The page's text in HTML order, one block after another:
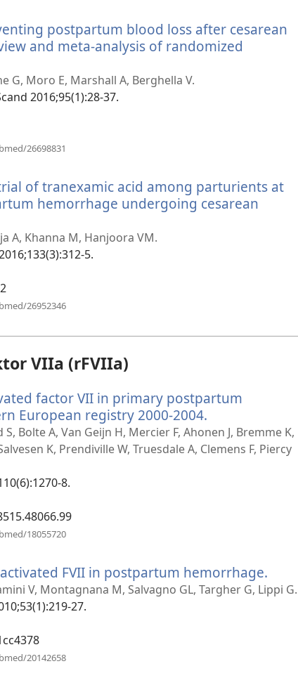
postpartum blood loss after cesarean
and meta-analysis of randomized
G, Moro E, Marshall A, Berghella V.
2016;95(1):28-37.
26698831
of tranexamic acid among parturients at
hemorrhage undergoing cesarean
A, Khanna M, Hanjoora VM.
5.
26952346
VIIa (rFVIIa)
factor VII in primary postpartum
European registry 2000-2004.
neues
Fenster)
Bolte A, Van Geijn H, Mercier F, Ahonen J, Bremme K,
K, Prendiville W, Truesdale A, Clemens F, Piercy
8.
18055720
FVII in postpartum hemorrhage.
neues
V, Montagnana M, Salvagno GL, Targher G, Lippi G.
27.
20142658